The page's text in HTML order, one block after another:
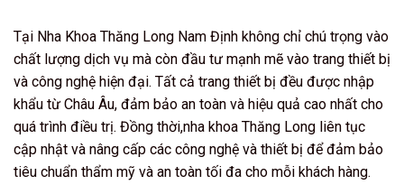
Tại Nha Khoa Thăng Long Nam Định không chỉ chú trọng vào
chất lượng dịch vụ mà còn đầu tư mạnh mẽ vào trang thiết bị
và công nghệ hiện đại. Tất cả trang thiết bị đều được nhập
khẩu từ Châu Âu, đảm bảo an toàn và hiệu quả cao nhất cho
quá trình điều trị. Đồng thời,nha khoa Thăng Long liên tục
cập nhật và nâng cấp các công nghệ và thiết bị để đảm bảo
tiêu chuẩn thẩm mỹ và an toàn tối đa cho mỗi khách hàng.